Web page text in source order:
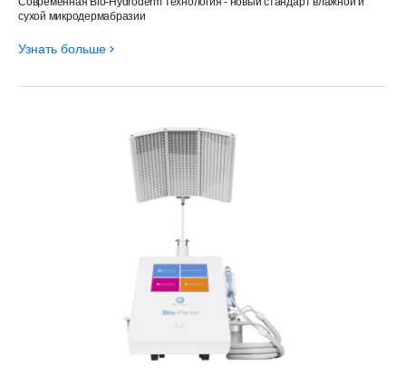
сухой микродермабразии
Узнать больше